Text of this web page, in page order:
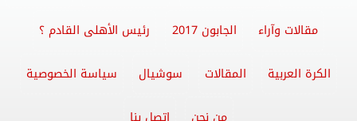
مقالات وآراء الجابون 2017 رئيس الأهلى القادم ؟
الكرة العربية المقالات سوشيال سياسة الخصوصية